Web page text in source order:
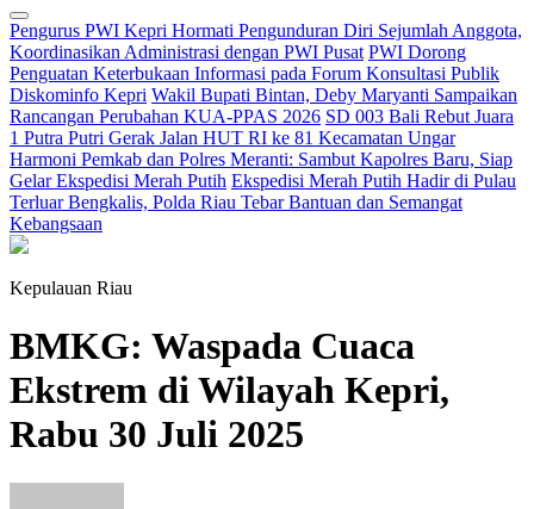
Pengurus PWI Kepri Hormati Pengunduran Diri Sejumlah Anggota,
Koordinasikan Administrasi dengan PWI Pusat PWI Dorong
Penguatan Keterbukaan Informasi pada Forum Konsultasi Publik
Diskominfo Kepri Wakil Bupati Bintan, Deby Maryanti Sampaikan
Rancangan Perubahan KUA-PPAS 2026 SD 003 Bali Rebut Juara
1 Putra Putri Gerak Jalan HUT RI ke 81 Kecamatan Ungar
Harmoni Pemkab dan Polres Meranti: Sambut Kapolres Baru, Siap
Gelar Ekspedisi Merah Putih Ekspedisi Merah Putih Hadir di Pulau
Terluar Bengkalis, Polda Riau Tebar Bantuan dan Semangat
Kebangsaan
Kepulauan Riau
BMKG: Waspada Cuaca
Ekstrem di Wilayah Kepri,
Rabu 30 Juli 2025